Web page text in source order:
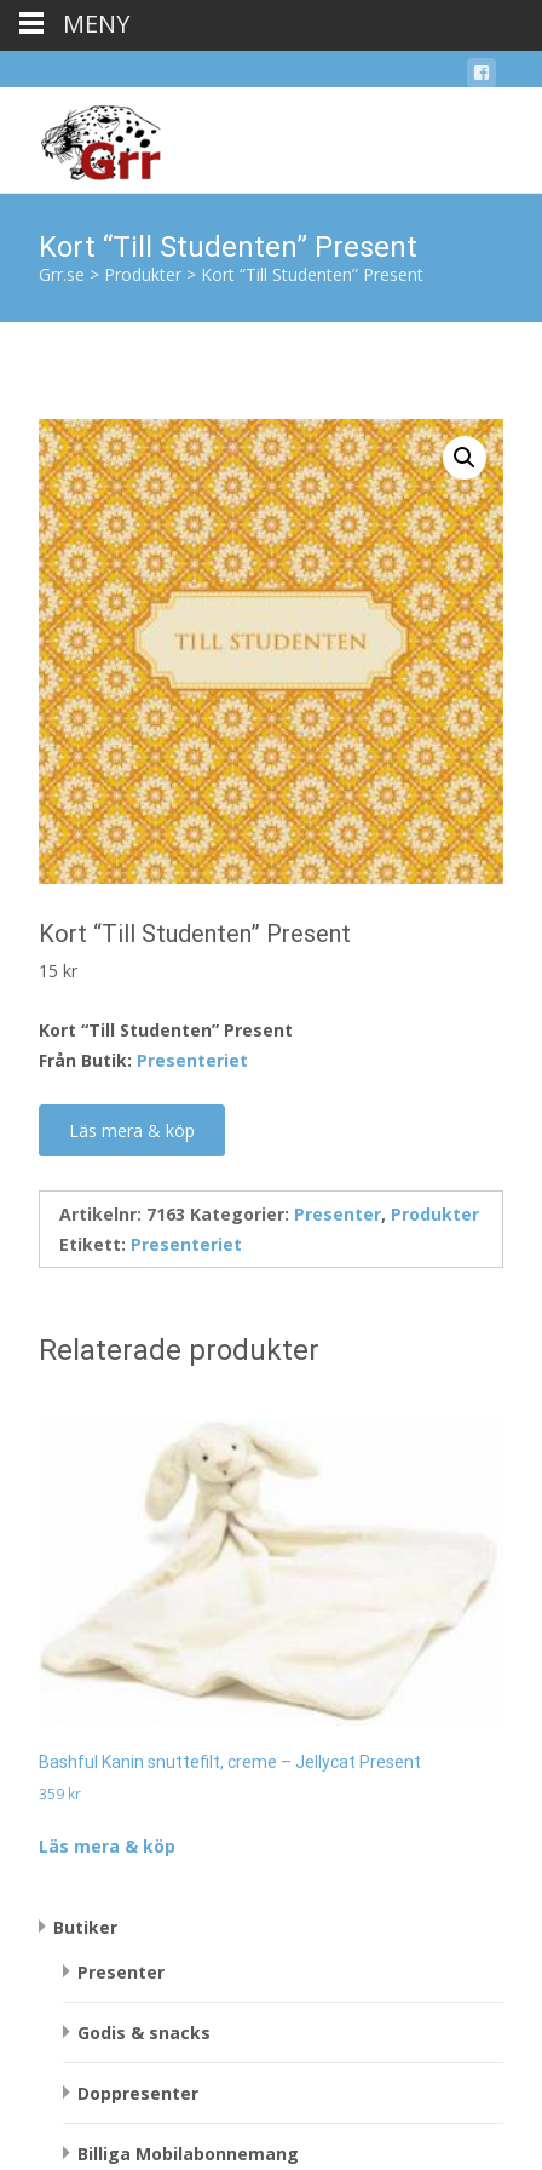
Kort “Till Studenten” Present
Grr.se > Produkter > Kort “Till Studenten” Present
Kort “Till Studenten” Present
15 kr
Kort “Till Studenten” Present
Från Butik: Presenteriet
Läs mera & köp
Artikelnr: 7163 Kategorier: Presenter, Produkter
Etikett: Presenteriet
Relaterade produkter
Bashful Kanin snuttefilt, creme – Jellycat Present
359 kr
Läs mera & köp
Butiker
Presenter
Godis & snacks
Doppresenter
Billiga Mobilabonnemang
MENY